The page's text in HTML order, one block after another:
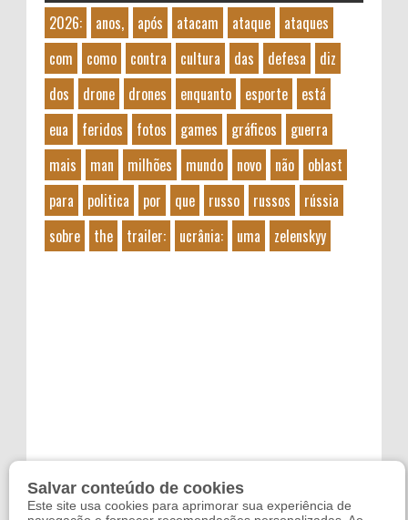
2026: anos, após atacam ataque
ataques
com
como contra cultura das defesa
diz
dos
drone drones enquanto esporte
está
eua
feridos fotos games gráficos
guerra
mais
man milhões mundo novo não
oblast
para
politica por que russo russos
rússia
sobre
the trailer: ucrânia: uma zelenskyy
Salvar conteúdo de cookies
Este site usa cookies para aprimorar sua experiência de